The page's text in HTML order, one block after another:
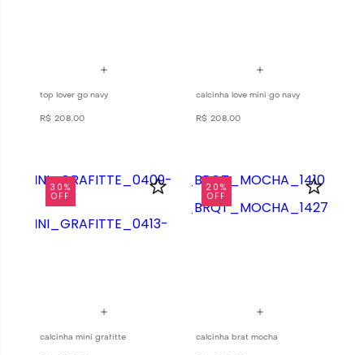
top lover go navy
R$ 208,00
calcinha love mini go navy
R$ 208,00
30%
OFF
calcinha mini grafitte
20%
OFF
calcinha brat mocha